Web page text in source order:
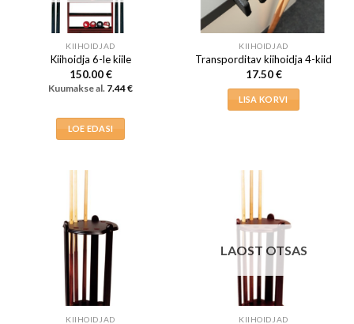
KIIHOIDJAD
Kiihoidja 6-le kiile
150.00€
Kuumakse al. 7.44€
LOE EDASI
KIIHOIDJAD
Transporditav kiihoidja 4-kiid
17.50€
LISA KORVI
KIIHOIDJAD
LAOST OTSAS
KIIHOIDJAD